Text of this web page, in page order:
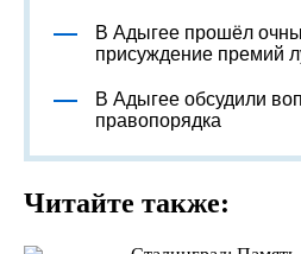
В Адыгее прошёл
присуждение премий
В Адыгее обсудили
правопорядка
Читайте также: